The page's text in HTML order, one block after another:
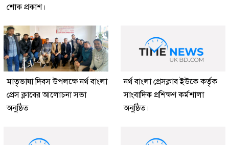
শোক প্রকাশ।
মাতৃভাষা দিবস উপলক্ষে নর্থ বাংলা
প্রেস ক্লাবের আলোচনা সভা
অনুষ্ঠিত
নর্থ বাংলা প্রেসক্লাব ইউকে কর্তৃক
সাংবাদিক প্রশিক্ষণ কর্মশালা
অনুষ্ঠিত।